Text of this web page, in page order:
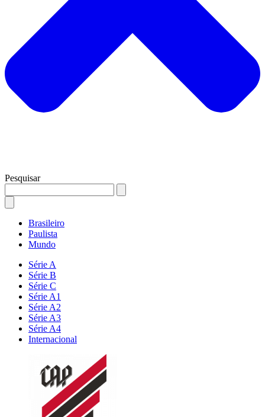
Pesquisar
Brasileiro
Paulista
Mundo
Série A
Série B
Série C
Série A1
Série A2
Série A3
Série A4
Internacional